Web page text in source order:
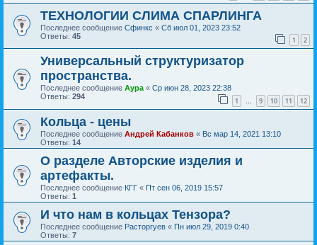
ТЕХНОЛОГИИ СЛИМА СПАРЛИНГА
Последнее сообщение Сфинкс « Сб июл 01, 2023 23:52
Ответы: 45 1 2
Универсальный структуризатор
пространства.
Последнее сообщение Аура « Ср июн 28, 2023 22:38
Ответы: 294 1 … 9 10 11 12
Кольца - цены
Последнее сообщение Андрей Кабанков « Вс мар 14, 2021 13:10
Ответы: 14
О разделе Авторские изделия и
артефакты.
Последнее сообщение КГГ « Пт сен 06, 2019 15:57
Ответы: 1
И что нам в кольцах Тензора?
Последнее сообщение Расторгуев « Пн июл 29, 2019 0:40
Ответы: 7